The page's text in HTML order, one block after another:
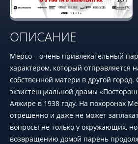
ОПИСАНИЕ
Мерсо – очень привлекательный
характером, который отправляется
собственной матери в другой город.
экзистенциальной драмы
Алжире в 1938 году. На похоронах
отрешенно и даже не может
вопросы не только у окружающих,
возвращению домой парень